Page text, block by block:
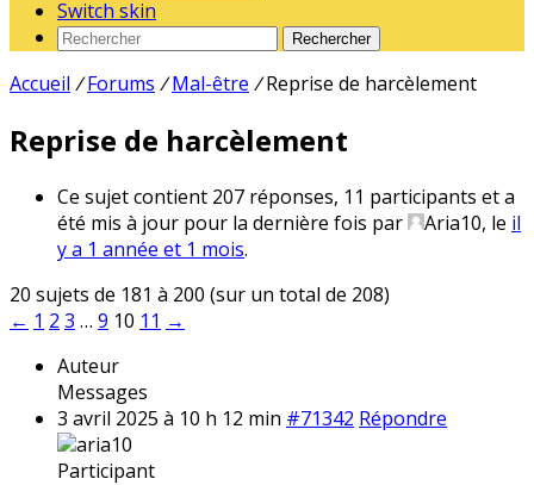
Switch skin
Rechercher
Accueil / Forums / Mal-être / Reprise de harcèlement
Reprise de harcèlement
Ce sujet contient 207 réponses, 11 participants et a
été mis à jour pour la dernière fois par
Aria10, le il
y a 1 année et 1 mois.
20 sujets de 181 à 200 (sur un total de 208)
← 1 2 3 … 9 10 11 →
Auteur
Messages
3 avril 2025 à 10 h 12 min #71342 Répondre
aria10
Participant